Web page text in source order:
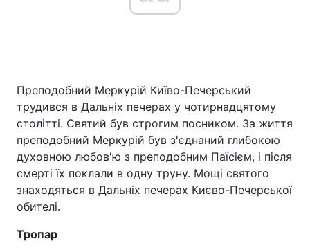
Преподобний Меркурій Київо-Печерський
трудився в Дальніх печерах у чотирнадцятому
столітті. Святий був строгим посником. За життя
преподобний Меркурій був з'єднаний глибокою
духовною любов'ю з преподобним Паїсієм, і після
смерті їх поклали в одну труну. Мощі святого
знаходяться в Дальніх печерах Києво-Печерської
обителі.
Тропар